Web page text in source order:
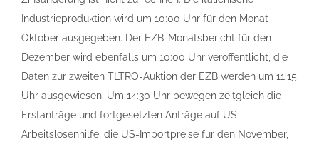
Industrieproduktion wird um 10:00 Uhr für den Monat
Oktober ausgegeben. Der EZB-Monatsbericht für den
Dezember wird ebenfalls um 10:00 Uhr veröffentlicht, die
Daten zur zweiten TLTRO-Auktion der EZB werden um 11:15
Uhr ausgewiesen. Um 14:30 Uhr bewegen zeitgleich die
Erstanträge und fortgesetzten Anträge auf US-
Arbeitslosenhilfe, die US-Importpreise für den November,